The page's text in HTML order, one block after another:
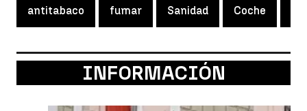
antitabaco fumar Sanidad Coche
INFORMACIÓN